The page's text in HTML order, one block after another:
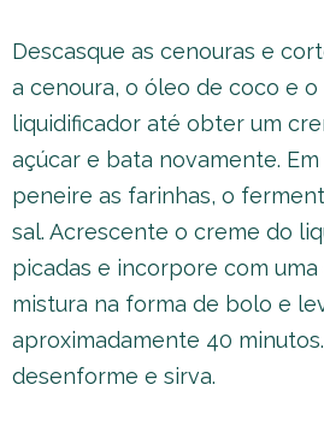
Descasque as cenouras e
a cenoura, o óleo de coco e
liquidificador até obter um
açúcar e bata novamente.
peneire as farinhas, o
sal. Acrescente o creme do
picadas e incorpore com
mistura na forma de bolo e
aproximadamente 40
desenforme e sirva.